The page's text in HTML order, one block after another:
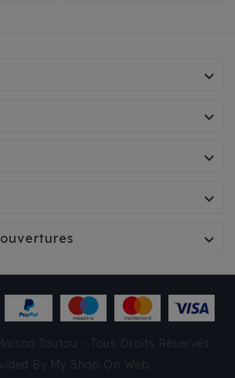
SAC NANOUK LEOPARD
105,90 €





Toutou - Tous Droits Réservés
By My Shop On Web